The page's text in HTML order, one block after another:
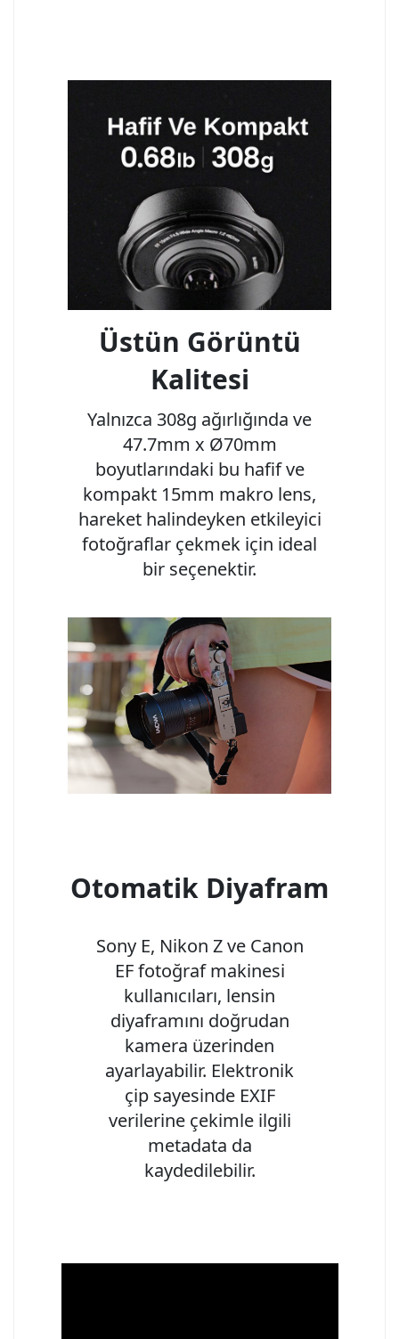
Üstün Görüntü
Kalitesi
Yalnızca 308g ağırlığında ve
47.7mm x Ø70mm
boyutlarındaki bu hafif ve
kompakt 15mm makro lens,
hareket halindeyken etkileyici
fotoğraflar çekmek için ideal
bir seçenektir.
Otomatik Diyafram
Sony E, Nikon Z ve Canon
EF fotoğraf makinesi
kullanıcıları, lensin
diyaframını doğrudan
kamera üzerinden
ayarlayabilir. Elektronik
çip sayesinde EXIF
verilerine çekimle ilgili
metadata da
kaydedilebilir.